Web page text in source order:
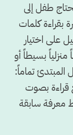
طفل إلى
بقراءة كلمات
على اختيار
بسيطاً أو
المبتدئ تماماً:
قراءة بصوت
معرفة سابقة